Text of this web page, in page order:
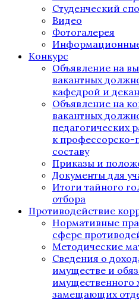
Студенческий
Видео
Фотогалерея
Конкурс
Объявление на
вакантных
кафедрой и
Объявление на
вакантных
педагогических
к профессорско-
составу
Приказы и
Документы для
Итоги тайного
отбора
Противодействие
Нормативные
сфере
Методические
Сведения о
имуществе и
имущественного
замещающих